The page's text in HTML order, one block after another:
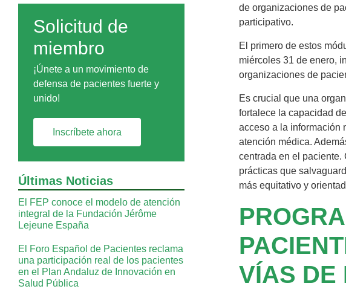
Solicitud de
miembro
¡Únete a un movimiento de
defensa de pacientes fuerte y
unido!
Inscríbete ahora
Últimas Noticias
El FEP conoce el modelo de atención
integral de la Fundación Jérôme
Lejeune España
El Foro Español de Pacientes reclama
una participación real de los pacientes
en el Plan Andaluz de Innovación en
Salud Pública
de organizaciones de
participativo.
El primero de estos
miércoles 31 de enero,
organizaciones de
Es crucial que una
fortalece la capacidad
acceso a la información
atención médica.
centrada en el
prácticas que
más equitativo y
VÍAS DE